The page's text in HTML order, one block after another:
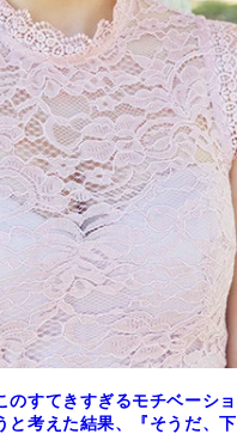
のすてきすぎるモチベーショ
と考えた結果、『そうだ、下